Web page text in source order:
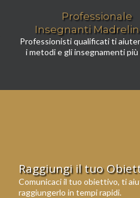
Professionale
Insegnanti
Professionisti qualificati ti
i metodi e gli insegnamenti
Raggiungi il tuo
Comunicaci il tuo obiettivo, ti
raggiungerlo in tempi rapidi.